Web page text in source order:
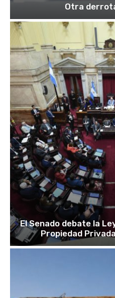
Otra
El Senado debate la
Propiedad